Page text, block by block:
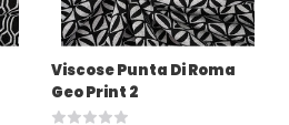
Viscose Punta Di Roma
Geo Print 2